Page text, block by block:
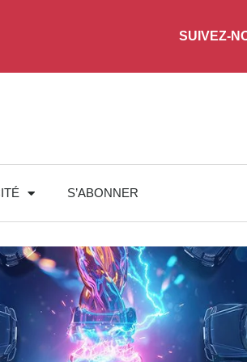
SUIVEZ-
S’ABONNER